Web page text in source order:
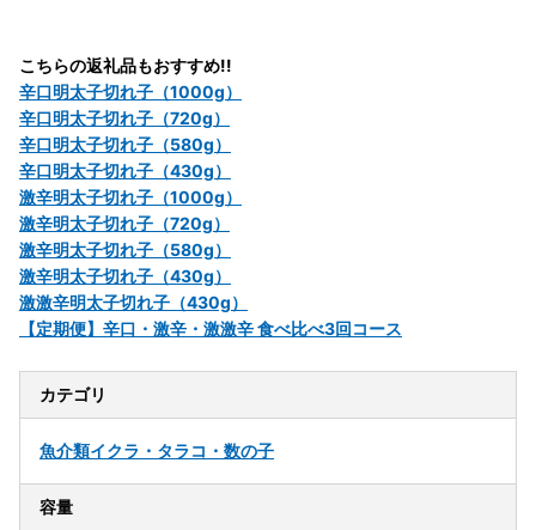
こちらの返礼品もおすすめ!!
辛口明太子切れ子（1000g）
辛口明太子切れ子（720g）
辛口明太子切れ子（580g）
辛口明太子切れ子（430g）
激辛明太子切れ子（1000g）
激辛明太子切れ子（720g）
激辛明太子切れ子（580g）
激辛明太子切れ子（430g）
激激辛明太子切れ子（430g）
【定期便】辛口・激辛・激激辛 食べ比べ3回コース
カテゴリ
魚介類イクラ・タラコ・数の子
容量